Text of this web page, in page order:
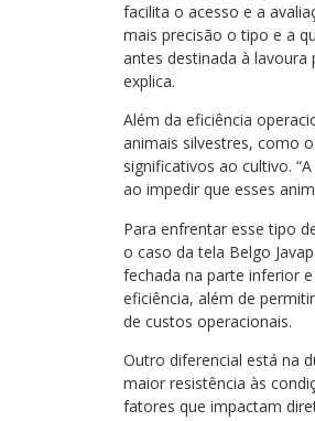
facilita o acesso e a
mais precisão o tipo e a
antes destinada à lavoura
explica.
Além da eficiência
animais silvestres, como
significativos ao cultivo.
ao impedir que esses
Para enfrentar esse tipo
o caso da tela Belgo
fechada na parte inferior
eficiência, além de
de custos operacionais.
Outro diferencial está na
maior resistência às
fatores que impactam